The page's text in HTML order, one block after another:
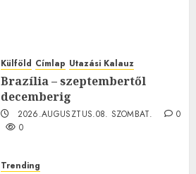
Külföld Címlap Utazási Kalauz
Brazília – szeptembertől
decemberig
2026.AUGUSZTUS.08. SZOMBAT.
0
0
Trending